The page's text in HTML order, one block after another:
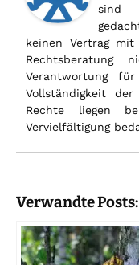
sind
keinen Vertrag
Verantwortung
Vollständigkeit
Rechte liegen
Vervielfältigung
Verwandte Posts: